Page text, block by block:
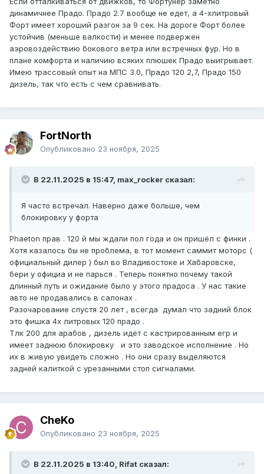
динамичнее Прадо. Прадо 2.7 вообще не едет, а 4-хлитровый
Форт имеет хороший разгон за 9 сек. На дороге Форт более
устойчив (меньше валкости) и менее подвержен
аэровоздействию бокового ветра или встречных фур. Но в
плане комфорта и наличию всяких плюшек Прадо выигрывает.
Имею трассовый опыт на МПС 3.0, Прадо 120 2,7, Прадо 150
дизель, так что есть с чем сравнивать.
FоrtNorth
Опубликовано 23 ноября, 2025
В 22.11.2025 в 15:47, max_rocker сказал:
Я часто встречал. Наверно даже больше, чем
блокировку у форта
Phaeton прав . 120 й мы ждали пол года и он пришёл с финки .
Хотя казалось бы не проблема, в тот момент саммит моторс (
официальный дилер ) был во Владивостоке и Хабаровске,
бери у официа и не парься . Теперь понятно почему такой
длинный путь и ожидание было у этого прадоса . У нас такие
авто не продавались в салонах .
Разочарование спустя 20 лет , всегда думал что задний блок
это фишка 4х литровых 120 прадо .
Тлк 200 для арабов , дизель идёт с кастрированным егр и
имеет заднюю блокировку и это заводское исполнение . Но
их в живую увидеть сложно . Но они сразу выделяются
задней калиткой с урезанными стоп сигналами.
CheKo
Опубликовано 23 ноября, 2025
В 22.11.2025 в 13:40, Rifat сказал: